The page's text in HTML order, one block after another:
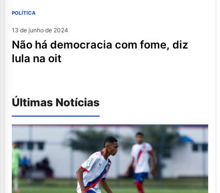
POLÍTICA
13 de junho de 2024
não há democracia com fome, diz
lula na oit
Últimas Notícias